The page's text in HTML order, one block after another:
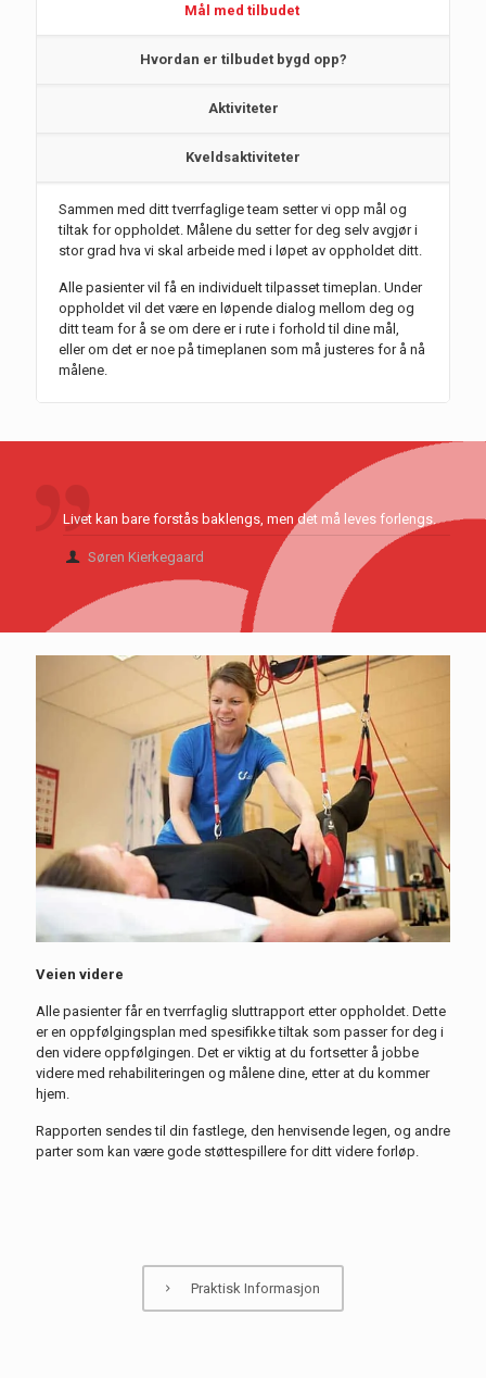
Mål med tilbudet
Hvordan er tilbudet bygd opp?
Aktiviteter
Kveldsaktiviteter
Sammen med ditt tverrfaglige team setter vi opp mål og
tiltak for oppholdet. Målene du setter for deg selv avgjør i
stor grad hva vi skal arbeide med i løpet av oppholdet ditt
Alle pasienter vil få en individuelt tilpasset timeplan. Under
oppholdet vil det være en løpende dialog mellom deg og
ditt team for å se om dere er i rute i forhold til dine mål,
eller om det er noe på timeplanen som må justeres for å nå
målene.
Livet kan bare forstås baklengs, men det må leves forlengs.
Søren Kierkegaard
Veien videre
Alle pasienter får en tverrfaglig sluttrapport etter oppholdet. Dette
er en oppfølgingsplan med spesifikke tiltak som passer for deg i
den videre oppfølgingen. Det er viktig at du fortsetterå jobbe
videre med rehabiliteringen og målene dine, etter at du kommer
hjem.
Rapporten sendes til din fastlege, den henvisende legen, og andre
parter som kan være gode støttespillere for ditt videre forløp.
Praktisk Informasjon